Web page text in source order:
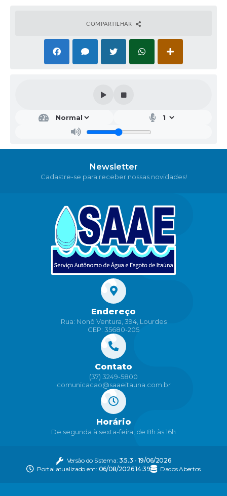
COMPARTILHAR
Newsletter
Cadastre-se para receber nossas novidades!
Endereço
Rua: Nonô Ventura, 394, Lourdes
CEP: 35680-205
Contato
(37) 3249-5800
comunicacao@saaeitauna.com.br
Horário
De segunda à sexta-feira, de 8h às 16h
Versão do Sistema: 3.5.3 - 19/06/2026
Portal atualizado em: 06/08/2026 14:39 Dados Abertos